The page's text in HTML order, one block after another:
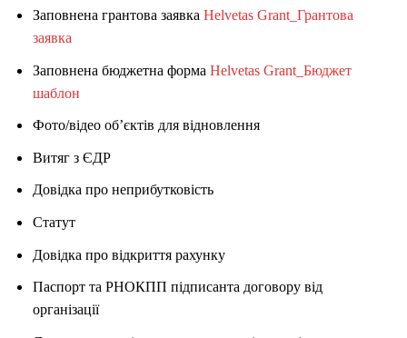
Заповнена грантова заявка Helvetas Grant_Грантова
заявка
Заповнена бюджетна форма Helvetas Grant_Бюджет
шаблон
Фото/відео об’єктів для відновлення
Витяг з ЄДР
Довідка про неприбутковість
Статут
Довідка про відкриття рахунку
Паспорт та РНОКПП підписанта договору від
організації